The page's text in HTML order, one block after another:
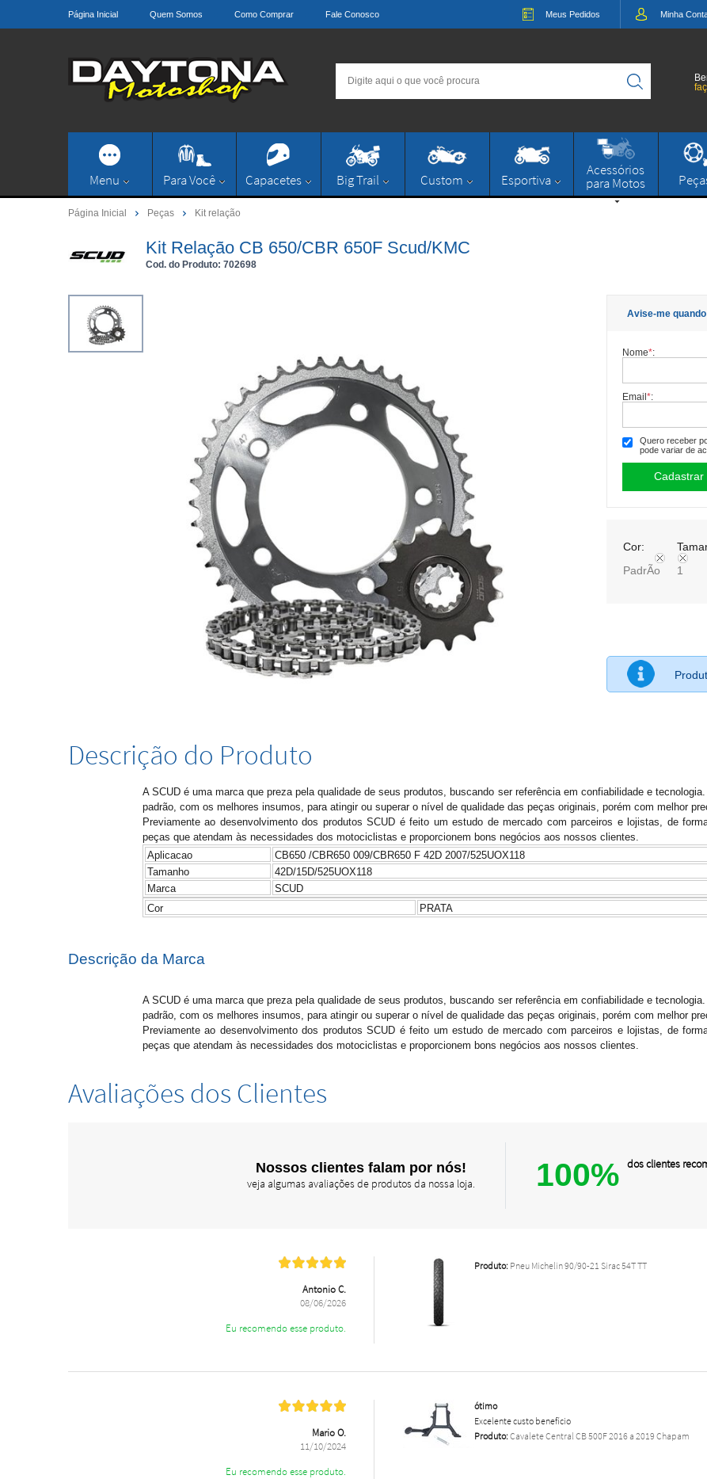
Página Inicial Quem Somos Como Comprar Fale Conosco Meus Pedidos Minha
Menu Para Você Capacetes Big Trail Custom Esportiva
Acessórios
para Motos
Página Inicial Peças Kit relação
Kit Relação CB 650/CBR 650F Scud/KMC
Cod. do Produto: 702698
Avise-me
Nome*:
Email*:
Quero receber
pode variar de
Cor:
PadrÃo
1
Descrição do Produto
A SCUD é uma marca que preza pela qualidade de seus produtos, buscando ser referência em confiabilidade e
padrão, com os melhores insumos, para atingir ou superar o nível de qualidade das peças originais, porém com melhor
Previamente ao desenvolvimento dos produtos SCUD é feito um estudo de mercado com parceiros e lojistas, de
peças que atendam às necessidades dos motociclistas e proporcionem bons negócios aos nossos clientes.
Aplicacao
CB650 /CBR650 009/CBR650 F 42D 2007/525UOX118
Tamanho
42D/15D/525UOX118
Marca
SCUD
Cor
PRATA
Descrição da Marca
A SCUD é uma marca que preza pela qualidade de seus produtos, buscando ser referência em confiabilidade e
padrão, com os melhores insumos, para atingir ou superar o nível de qualidade das peças originais, porém com melhor
Previamente ao desenvolvimento dos produtos SCUD é feito um estudo de mercado com parceiros e lojistas, de
peças que atendam às necessidades dos motociclistas e proporcionem bons negócios aos nossos clientes.
Avaliações dos Clientes
Nossos clientes falam por nós!
veja algumas avaliações de produtos da nossa loja. 100% dos clientes
Antonio C.
08/06/2026
Eu recomendo esse produto.
Produto:Pneu Michelin 90/90-21 Sirac 54T TT
Mario O.
11/10/2024
Eu recomendo esse produto.
ótimo
Excelente custo benefício
Produto:Cavalete Central CB 500F 2016 a 2019 Chapam